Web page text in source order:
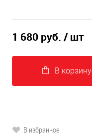
1 680 руб. / шт
В корзину
В избранное